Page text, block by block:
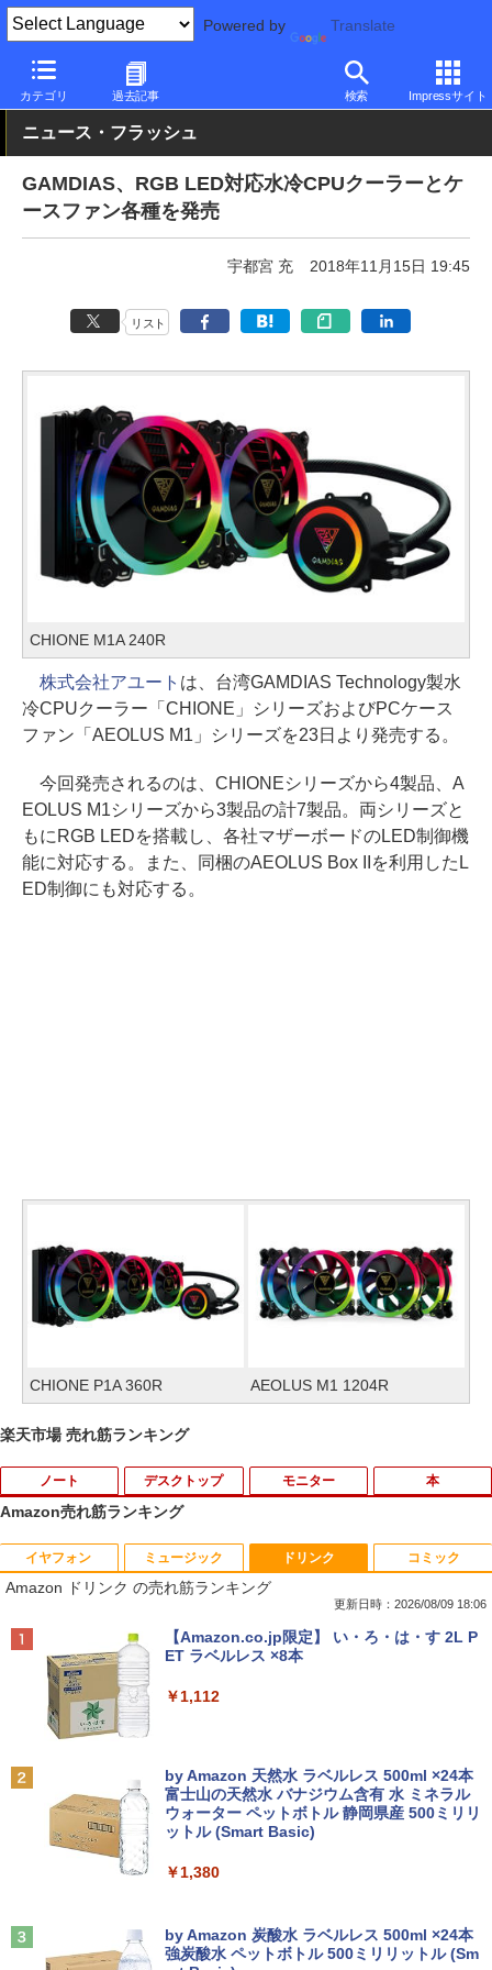
Powered by Translate
カテゴリ 過去記事 検索 Impressサイト
PC Watch 半導体/周辺機器 CPUクーラー
ニュース・フラッシュ
GAMDIAS、RGB LED対応水冷CPUクーラーとケ
ースファン各種を発売
宇都宮 充 2018年11月15日 19:45
リスト
CHIONE M1A 240R
株式会社アユート は、台湾GAMDIAS Technology製水
冷CPUクーラー「CHIONE」シリーズおよびPCケース
ファン「AEOLUS M1」シリーズを23日より発売する。
今回発売されるのは、CHIONEシリーズから4製品、A
EOLUS M1シリーズから3製品の計7製品。両シリーズと
もにRGB LEDを搭載し、各社マザーボードのLED制御機
能に対応する。また、同梱のAEOLUS Box IIを利用したL
ED制御にも対応する。
CHIONE P1A 360R AEOLUS M1 1204R
楽天市場 売れ筋ランキング
ノート
1
Amazon(アマゾン) タブレットPC New F
ire Max 11(2023年発売) グレー B0B2SD
8BVX ［11型 /Wi-Fiモデル /ストレージ：
64GB］ B0B2SD8BVX [振込不可]
￥19,980
トパソコン/中古ノートpc/第8世代 office
付き/SSD 512GB メモリ16GB/Core i5
第8世代/ノートパソコン Windows11/お
まかせ パソコン/WIFI/激安パソコン/15.6
デスクトップ
1
【★最大100%ポイント】【Win11正式対
応】富士通 ESPRIMO D588/第8世代 Cor
ei5/メモリ:8GB/16GB/32GB/SSD:256G
B/512GB/1TB/USB 3.1/DP/DisplayPort/
DVI/Wi-fi/2画面出力/Windows11/Windo
ws10/Office/中古 デスクトップ デスクト
「3500U/4300Uより速い」 NiPoGi ミニ
pc Ryzen Embedded R2544初登場 8G
B+256GB 4TB拡張可 mini pc Windows
パソコン HDMI2.0+DP1.4 静音性 小型pc
￥33,800
モニター
1
【中古良品】【安心保証】Princeton 21.
5型ワイドカラー液晶ディスプレイ PTF
WDE-22W / PTFBDE-22W ブラック/ ホ
ワイト色 スピーカー搭載 プリンストン
￥4,050
タッチ式/非タッチ式選択可能 Type-C対
応 HDMI VESA対応 モニター 持ち運び
サブディスプレイ デュアルモニター テレ
ワーク ミニPC対応 EVICIV
￥11,999
【期間限定5%OFFクーポン 8/12 10時ま
本
1
おしりたんていファイル（既刊15巻）
（0）
￥19,800
￥20,328
ちいかわ なんか小さくてかわいいやつ
￥1,375
Amazon売れ筋ランキング
イヤフォン
Anker Soundcore P40i オフホワイト
Anker Soundcore P31i ブラック
￥5,990
ラック
ミュージック
BRUCE WAYNE feat. Flo Milli, ATL Jacob
[Explicit]
￥250
BRUCE WAYNE feat. Flo Milli, ATL Jacob
[Explicit]
￥250
￥250
ドリンク
Amazon ドリンク の売れ筋ランキング
更新日時：2026/08/09 18:06
【Amazon.co.jp限定】 い・ろ・は・す 2L P
ET ラベルレス ×8本
￥1,112
by Amazon 天然水 ラベルレス 500ml ×24本
富士山の天然水 バナジウム含有 水 ミネラル
ウォーター ペットボトル 静岡県産 500ミリリ
ットル (Smart Basic)
￥1,380
by Amazon 炭酸水 ラベルレス 500ml ×24本
強炭酸水 ペットボトル 500ミリリットル (Sm
コミック